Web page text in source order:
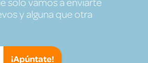
y alguna que otra
¡Apúntate!